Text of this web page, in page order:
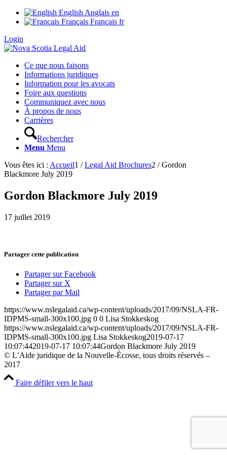
English Anglais en
Français Français fr
Login
Ce que nous faisons
Informations juridiques
Information pour les avocats
Foire aux questions
Communiquez avec nous
À propos de nous
Carrières
Rechercher
Menu Menu
Vous êtes ici : Accueil1 / Legal Aid Brochures2 / Gordon
Blackmore July 2019
Gordon Blackmore July 2019
17 juillet 2019
Partager cette publication
Partager sur Facebook
Partager sur X
Partager par Mail
https://www.nslegalaid.ca/wp-content/uploads/2017/09/NSLA-FR-
IDPMS-small-300x100.jpg 0 0 Lisa Stokkeskog
https://www.nslegalaid.ca/wp-content/uploads/2017/09/NSLA-FR-
IDPMS-small-300x100.jpg Lisa Stokkeskog2019-07-17
10:07:442019-07-17 10:07:44Gordon Blackmore July 2019
© L’Aide juridique de la Nouvelle-Écosse, tous droits réservés –
2017
Faire défiler vers le haut